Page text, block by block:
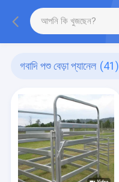
গবাদি পশু বেড়া প্যানেল (41)